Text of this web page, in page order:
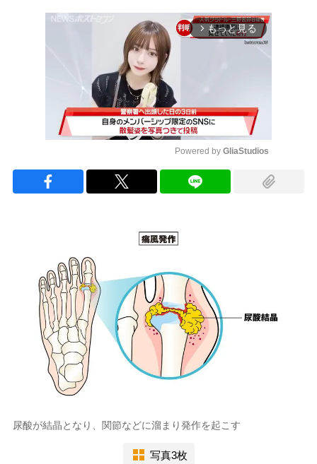
arrow_forward_ios もっと見る
Powered by GliaStudios
尿酸が結晶となり、関節などに溜まり発作を起こす
写真3枚